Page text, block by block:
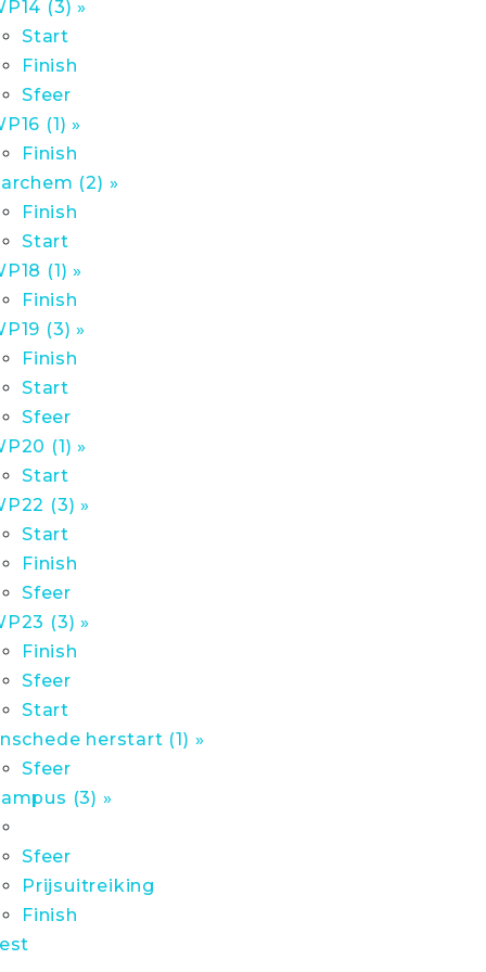
(3) »
Start
Finish
Sfeer
(1) »
Finish
(2) »
Finish
Start
(1) »
Finish
(3) »
Finish
Start
Sfeer
(1) »
Start
(3) »
Start
Finish
Sfeer
(3) »
Finish
Sfeer
Start
herstart (1) »
Sfeer
(3) »
Sfeer
Prijsuitreiking
Finish